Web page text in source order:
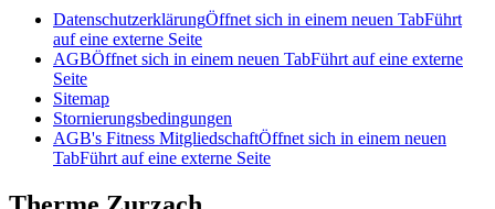
DatenschutzerklärungÖffnet sich in einem neuen TabFührt
auf eine externe Seite
AGBÖffnet sich in einem neuen TabFührt auf eine externe
Seite
Sitemap
Stornierungsbedingungen
AGB's Fitness MitgliedschaftÖffnet sich in einem neuen
TabFührt auf eine externe Seite